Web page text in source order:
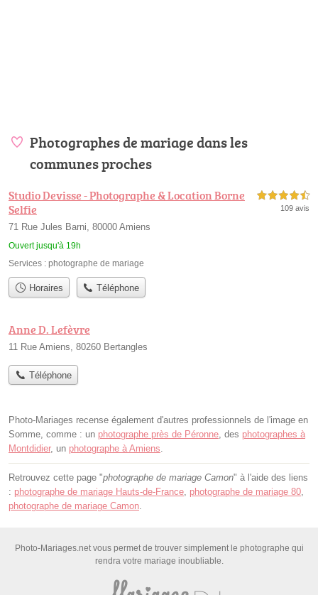
Photographes de mariage dans les
communes proches
Studio Devisse - Photographe & Location Borne
Selfie
71 Rue Jules Barni, 80000 Amiens
Ouvert jusqu'à 19h
4,5 étoiles sur 5
109 avis
Services : photographe de mariage
Horaires Téléphone
Anne D. Lefèvre
11 Rue Amiens, 80260 Bertangles
Téléphone
Photo-Mariages recense également d'autres professionnels de l'image en
Somme, comme : un photographe près de Péronne, des photographes à
Montdidier, un photographe à Amiens.
Retrouvez cette page "photographe de mariage Camon" à l'aide des liens
: photographe de mariage Hauts-de-France, photographe de mariage 80,
photographe de mariage Camon.
Photo-Mariages.net vous permet de trouver simplement le photographe qui
rendra votre mariage inoubliable.